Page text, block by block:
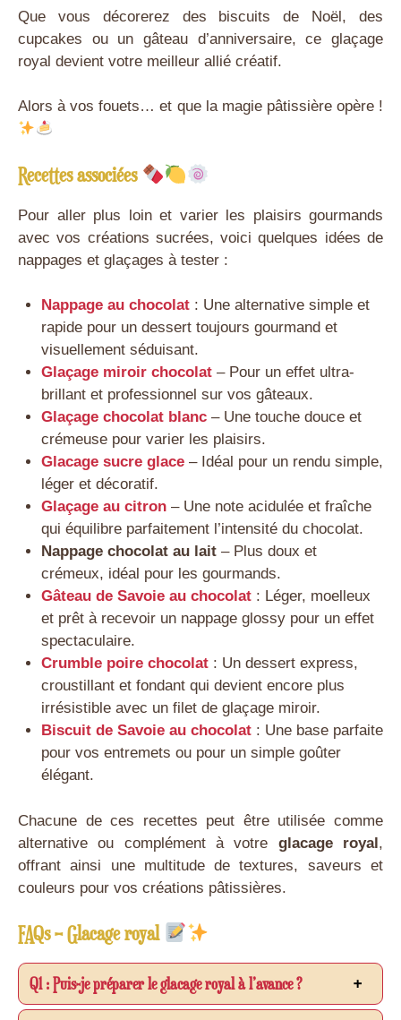
Que vous décorerez des biscuits de Noël, des
cupcakes ou un gâteau d’anniversaire, ce glaçage
royal devient votre meilleur allié créatif.
Alors à vos fouets… et que la magie pâtissière opère !
Recettes associées
Pour aller plus loin et varier les plaisirs gourmands
avec vos créations sucrées, voici quelques idées de
nappages et glaçages à tester :
Nappage au chocolat: Une alternative simple et
rapide pour un dessert toujours gourmand et
visuellement séduisant.
Glaçage miroir chocolat– Pour un effet ultra-
brillant et professionnel sur vos gâteaux.
Glaçage chocolat blanc– Une touche douce et
crémeuse pour varier les plaisirs.
Glacage sucre glace– Idéal pour un rendu simple,
léger et décoratif.
Glaçage au citron– Une note acidulée et fraîche
qui équilibre parfaitement l’intensité du chocolat.
Nappage chocolat au lait– Plus doux et
crémeux, idéal pour les gourmands.
Gâteau de Savoie au chocolat: Léger, moelleux
et prêt à recevoir un nappage glossy pour un effet
spectaculaire.
Crumble poire chocolat: Un dessert express,
croustillant et fondant qui devient encore plus
irrésistible avec un filet de glaçage miroir.
Biscuit de Savoie au chocolat: Une base parfaite
pour vos entremets ou pour un simple goûter
élégant.
Chacune de ces recettes peut être utilisée comme
alternative ou complément à votre glacage royal,
offrant ainsi une multitude de textures, saveurs et
couleurs pour vos créations pâtissières.
FAQs – Glacage royal
Q1 : Puis-je préparer le glacage royal à l’avance ?